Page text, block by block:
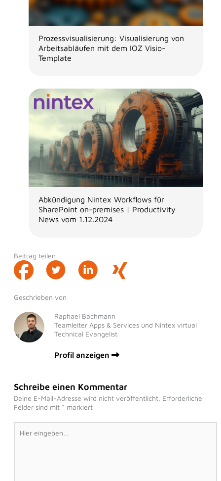
Prozessvisualisierung: Visualisierung von
Arbeitsabläufen mit dem IOZ Visio-
Template
Abkündigung Nintex Workflows für
SharePoint on-premises | Productivity
News vom 1.12.2024
Beitrag teilen
Geschrieben von
Raphael Bachmann
Teamleiter Apps & Services und Nintex virtual
Technical Evangelist
Profil anzeigen
Schreibe einen Kommentar
Deine E-Mail-Adresse wird nicht veröffentlicht. Erforderliche
Felder sind mit * markiert
Hier
eingeben…